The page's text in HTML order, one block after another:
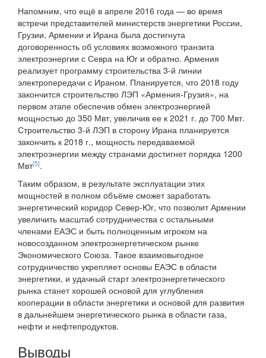
Напомним, что ещё в апреле 2016 года — во время
встречи представителей министерств энергетики России,
Грузии, Армении и Ирана была достигнута
договоренность об условиях возможного транзита
электроэнергии с Севра на Юг и обратно. Армения
реализует программу строительства 3-й линии
электропередачи с Ираном. Планируется, что 2018 году
закончится строительство ЛЭП «Армения-Грузия», на
первом этапе обеспечив обмен электроэнергией
мощностью до 350 Мвт, увеличив ее к 2021 г. до 700 Мвт.
Строительство 3-й ЛЭП в сторону Ирана планируется
закончить к 2018 г., мощность передаваемой
электроэнергии между странами достигнет порядка 1200
Мвт[5].
Таким образом, в результате эксплуатации этих
мощностей в полном объёме сможет заработать
энергетический коридор Север-Юг, что позволит Армении
увеличить масштаб сотрудничества с остальными
членами ЕАЭС и быть полноценным игроком на
новосозданном электроэнергетическом рынке
Экономического Союза. Такое взаимовыгодное
сотрудничество укрепляет основы ЕАЭС в области
энергетики, и удачный старт электроэнергетического
рынка станет хорошей основой для углубления
кооперации в области энергетики и основой для развития
в дальнейшем энергетического рынка в области газа,
нефти и нефтепродуктов.
Выводы